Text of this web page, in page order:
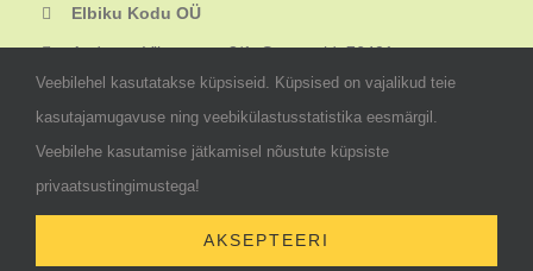
Elbiku Kodu OÜ
Aadress: Viirpuu tee 3/1, Saue vald, 76401
+372 55 46 720
info@tehasemajad.ee
Veebilehel kasutatakse küpsiseid. Küpsised on vajalikud teie
kasutajamugavuse ning veebikülastusstatistika eesmärgil.
Veebilehe kasutamise jätkamisel nõustute küpsiste
privaatsustingimustega!
AKSEPTEERI